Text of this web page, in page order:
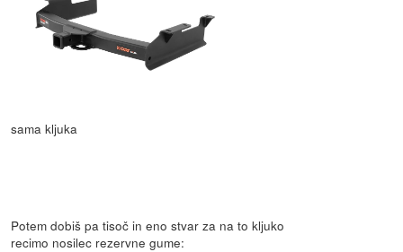
sama kljuka
Potem dobiš pa tisoč in eno stvar za na to kljuko
recimo nosilec rezervne gume: